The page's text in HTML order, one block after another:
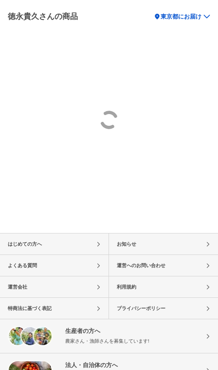
徳永貴久さんの商品 location_on東京都にお届け
はじめての方へ お知らせ
よくある質問 運営へのお問い合わせ
運営会社 利用規約
特商法に基づく表記 プライバシーポリシー
生産者の方へ
農家さん・漁師さんを募集しています!
法人・自治体の方へ